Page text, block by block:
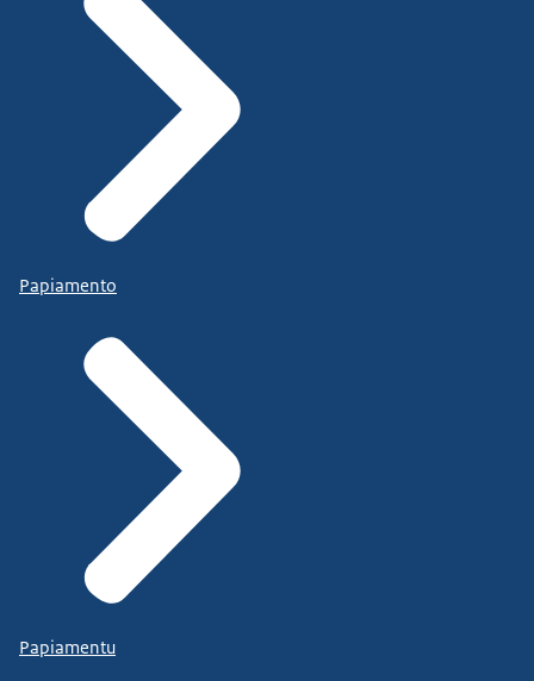
Papiamento
Papiamentu